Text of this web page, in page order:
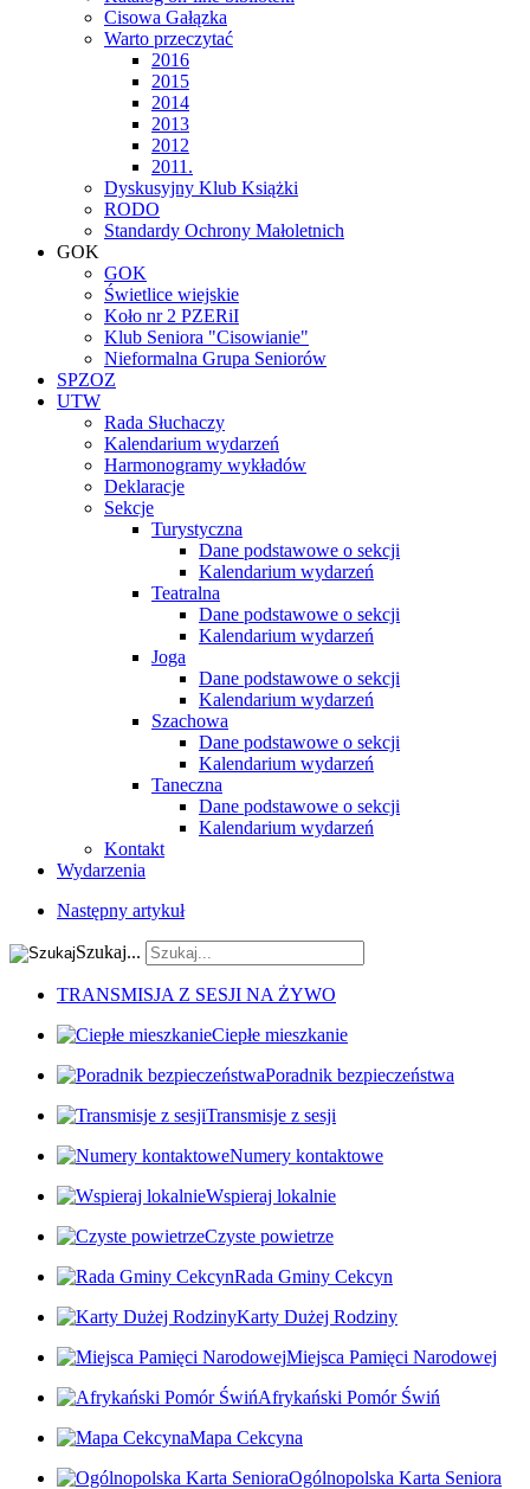
Cisowa Gałązka
Warto przeczytać
2016
2015
2014
2013
2012
2011.
Dyskusyjny Klub Książki
RODO
Standardy Ochrony Małoletnich
GOK
GOK
Świetlice wiejskie
Koło nr 2 PZERiI
Klub Seniora "Cisowianie"
Nieformalna Grupa Seniorów
SPZOZ
UTW
Rada Słuchaczy
Kalendarium wydarzeń
Harmonogramy wykładów
Deklaracje
Sekcje
Turystyczna
Dane podstawowe o sekcji
Kalendarium wydarzeń
Teatralna
Dane podstawowe o sekcji
Kalendarium wydarzeń
Joga
Dane podstawowe o sekcji
Kalendarium wydarzeń
Szachowa
Dane podstawowe o sekcji
Kalendarium wydarzeń
Taneczna
Dane podstawowe o sekcji
Kalendarium wydarzeń
Kontakt
Wydarzenia
Następny artykuł
Szukaj...
TRANSMISJA Z SESJI NA ŻYWO
Ciepłe mieszkanie
Poradnik bezpieczeństwa
Transmisje z sesji
Numery kontaktowe
Wspieraj lokalnie
Czyste powietrze
Rada Gminy Cekcyn
Karty Dużej Rodziny
Miejsca Pamięci Narodowej
Afrykański Pomór Świń
Mapa Cekcyna
Ogólnopolska Karta Seniora